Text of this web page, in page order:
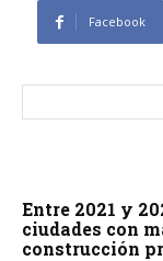
Facebook
Entre 2021 y
ciudades con
construcción